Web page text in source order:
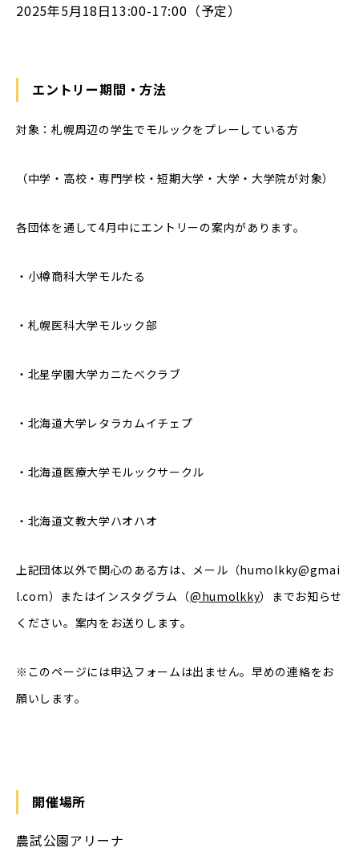
2025年5月18日13:00-17:00（予定）
エントリー期間・方法
対象：札幌周辺の学生でモルックをプレーしている方
（中学・高校・専門学校・短期大学・大学・大学院が対象）
各団体を通して4月中にエントリーの案内があります。
・小樽商科大学モルたる
・札幌医科大学モルック部
・北星学園大学カニたべクラブ
・北海道大学レタラカムイチェプ
・北海道医療大学モルックサークル
・北海道文教大学ハオハオ
上記団体以外で関心のある方は、メール（humolkky@gmai
l.com）またはインスタグラム（@humolkky）までお知らせ
ください。案内をお送りします。
※このページには申込フォームは出ません。早めの連絡をお
願いします。
開催場所
農試公園アリーナ